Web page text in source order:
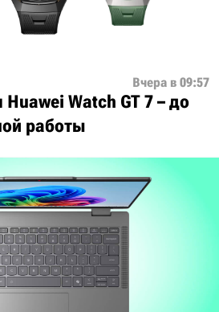
Вчера в 09:57
Watch GT 7 – до
работы